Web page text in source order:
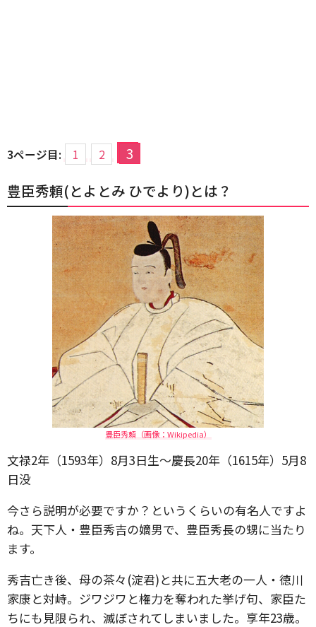
3ページ目: 1 2 3
豊臣秀頼(とよとみ ひでより)とは？
豊臣秀頼（画像：Wikipedia）
文禄2年（1593年）8月3日生～慶長20年（1615年）5月8
日没
今さら説明が必要ですか？というくらいの有名人ですよ
ね。天下人・豊臣秀吉の嫡男で、豊臣秀長の甥に当たり
ます。
秀吉亡き後、母の茶々(淀君)と共に五大老の一人・徳川
家康と対峙。ジワジワと権力を奪われた挙げ句、家臣た
ちにも見限られ、滅ぼされてしまいました。享年23歳。